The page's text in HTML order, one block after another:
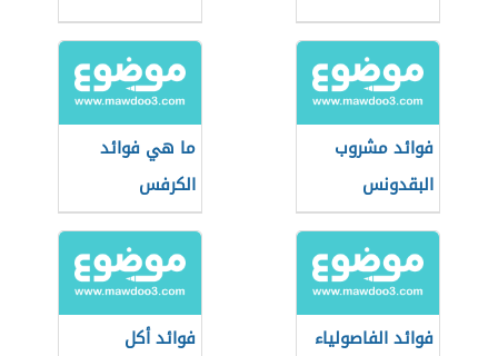
فوائد مشروب
البقدونس
ما هي فوائد
الكرفس
فوائد الفاصولياء
فوائد أكل